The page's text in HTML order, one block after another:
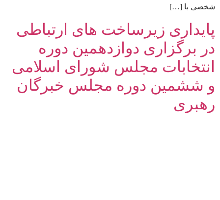
شخصی با […]
پایداری زیرساخت های ارتباطی
در برگزاری دوازدهمین دوره
انتخابات مجلس شورای اسلامی
و ششمین دوره مجلس خبرگان
رهبری